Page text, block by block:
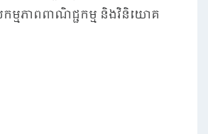
មភាពពាណិជ្ជកម្ម និងវិនិយោគ